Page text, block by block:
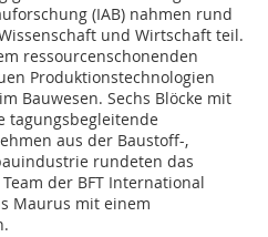
(IAB) nahmen rund
und Wirtschaft teil.
ressourcenschonenden
Produktionstechnologien
Bauwesen. Sechs Blöcke mit
tagungsbegleitende
aus der Baustoff-,
rundeten das
der BFT International
Maurus mit einem